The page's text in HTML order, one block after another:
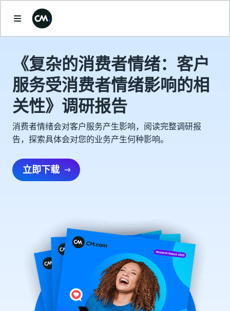
《复杂的消费者情绪：客户
服务受消费者情绪影响的相
关性》调研报告
消费者情绪会对客户服务产生影响，阅读完整调研报
告，探索具体会对您的业务产生何种影响。
立即下载